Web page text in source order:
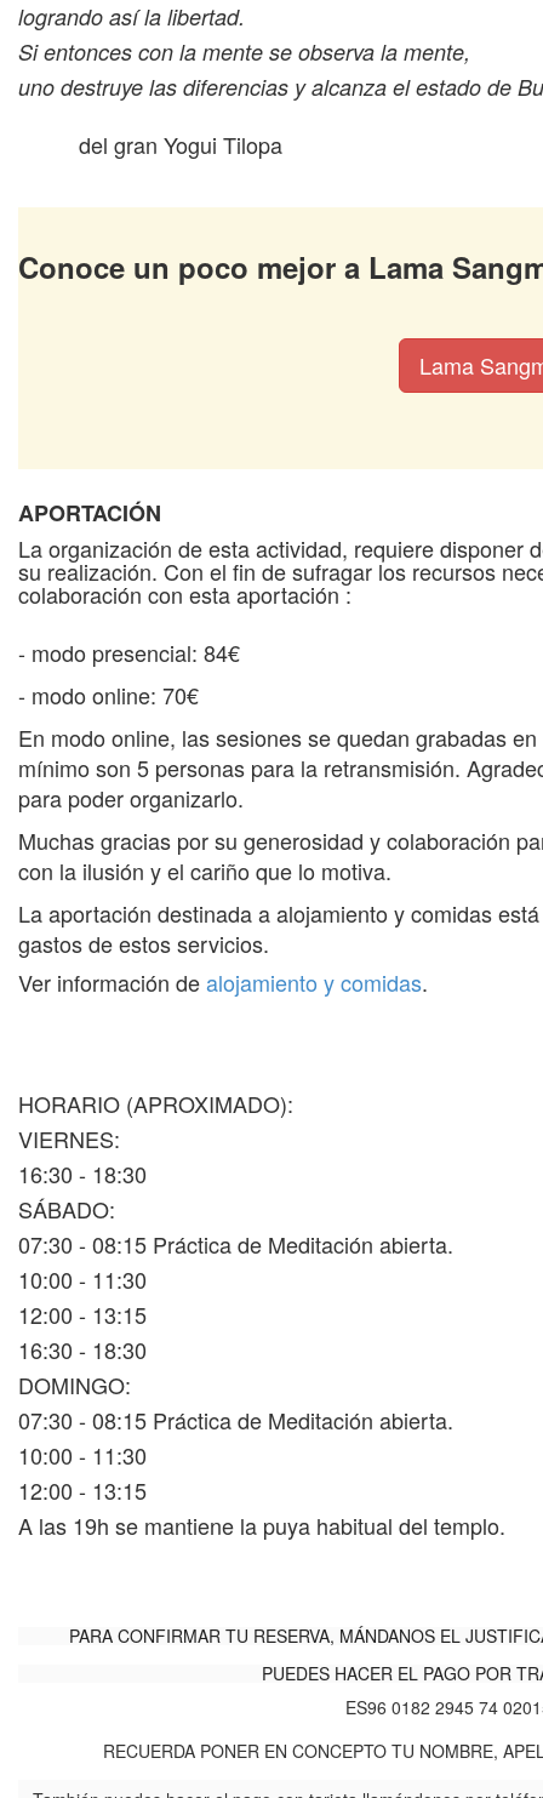
logrando así la libertad.
Si entonces con la mente se observa la mente,
uno destruye las diferencias y alcanza el estado de
del gran Yogui Tilopa
Conoce un poco mejor a Lama
Lama
APORTACIÓN
La organización de esta actividad, requiere disponer
su realización. Con el fin de sufragar los recursos
colaboración con esta aportación :
- modo presencial: 84€
- modo online: 70€
En modo online, las sesiones se quedan grabadas
mínimo son 5 personas para la retransmisión.
para poder organizarlo.
Muchas gracias por su generosidad y colaboración
con la ilusión y el cariño que lo motiva.
La aportación destinada a alojamiento y comidas
gastos de estos servicios.
Ver información dealojamiento y comidas.
HORARIO (APROXIMADO):
VIERNES:
16:30 - 18:30
SÁBADO:
07:30 - 08:15 Práctica de Meditación abierta.
10:00 - 11:30
12:00 - 13:15
16:30 - 18:30
DOMINGO:
07:30 - 08:15 Práctica de Meditación abierta.
10:00 - 11:30
12:00 - 13:15
A las 19h se mantiene la puya habitual del templo.
PARA CONFIRMAR TU RESERVA, MÁNDANOS EL
PUEDES HACER EL PAGO POR
ES96 0182 2945 74
RECUERDA PONER EN CONCEPTO TU NOMBRE,